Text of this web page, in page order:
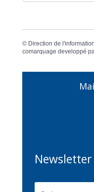
© Direction de
comarquage developpé
Newsletter